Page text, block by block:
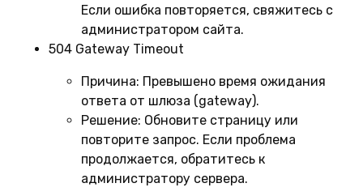
Если ошибка повторяется, свяжитесь с
администратором сайта.
504 Gateway Timeout
Причина: Превышено время ожидания
ответа от шлюза (gateway).
Решение: Обновите страницу или
повторите запрос. Если проблема
продолжается, обратитесь к
администратору сервера.